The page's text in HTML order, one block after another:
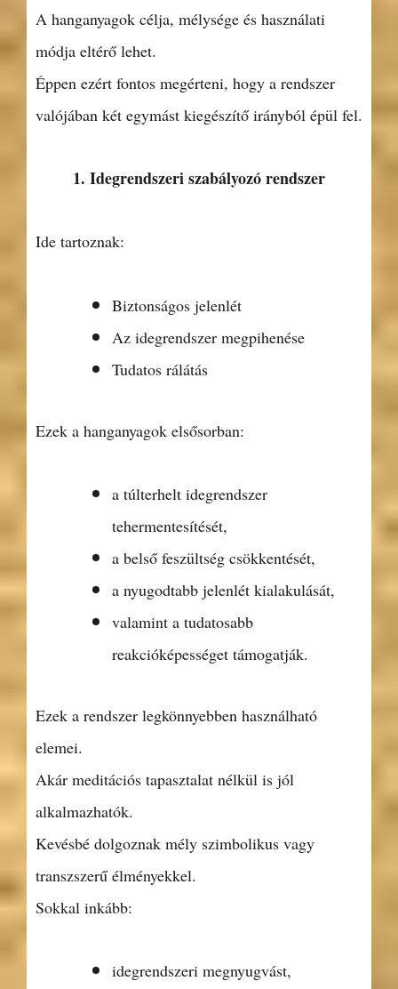
A hanganyagok célja, mélysége és használati
módja eltérő lehet.
Éppen ezért fontos megérteni, hogy a rendszer
valójában két egymást kiegészítő irányból épül fel.
1. Idegrendszeri szabályozó rendszer
Ide tartoznak:
Biztonságos jelenlét
Az idegrendszer megpihenése
Tudatos rálátás
Ezek a hanganyagok elsősorban:
a túlterhelt idegrendszer
tehermentesítését,
a belső feszültség csökkentését,
a nyugodtabb jelenlét kialakulását,
valamint a tudatosabb
reakcióképességet támogatják.
Ezek a rendszer legkönnyebben használható
elemei.
Akár meditációs tapasztalat nélkül is jól
alkalmazhatók.
Kevésbé dolgoznak mély szimbolikus vagy
transzszerű élményekkel.
Sokkal inkább:
idegrendszeri megnyugvást,